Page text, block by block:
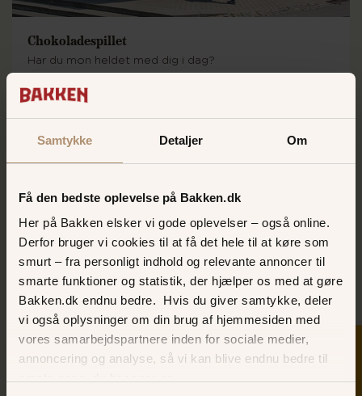
Samtykke Detaljer Om
Få den bedste oplevelse på Bakken.dk
Her på Bakken elsker vi gode oplevelser – også online.
Derfor bruger vi cookies til at få det hele til at køre som
smurt – fra personligt indhold og relevante annoncer til
smarte funktioner og statistik, der hjælper os med at gøre
Bakken.dk endnu bedre. Hvis du giver samtykke, deler
vi også oplysninger om din brug af hjemmesiden med
vores samarbejdspartnere inden for sociale medier,
annoncering og analyse, så vi kan blive endnu bedre til
Chokoladespillet
Har du mon heldet med dig i dag?
VIND LÆKRE SAGER!
De Magiske Kugler
Bakkens mest spændende lykkespil – Tre gevinstnumre